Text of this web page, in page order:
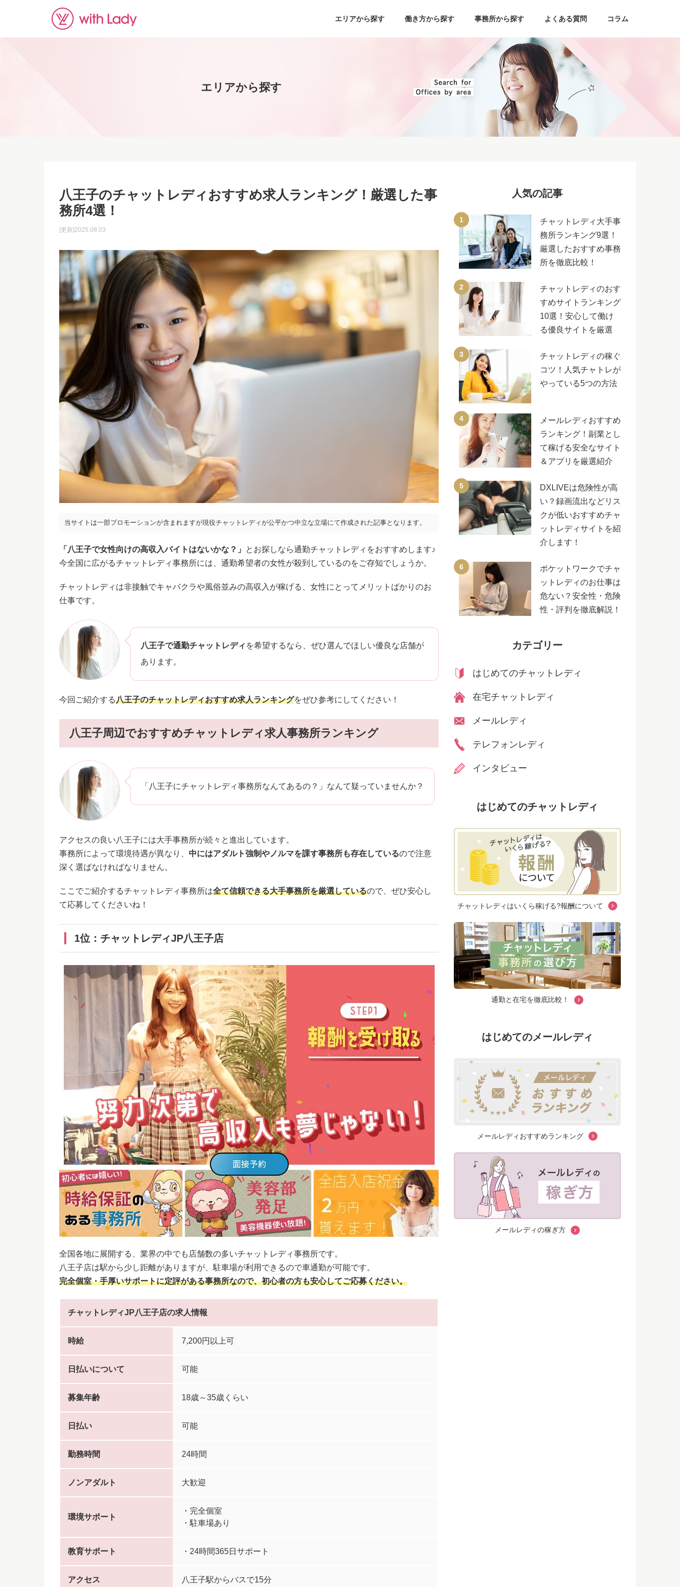
エリアから探す 働き方から探す 事務所から探す よくある質問 コラム
エリアから探す
八王子のチャットレディおすすめ求人ランキング！厳選した事
務所4選！
[更新]2025.08.03
当サイトは一部プロモーションが含まれますが現役チャットレディが公平かつ中立な立場にて作成された記事となります。
「八王子で女性向けの高収入バイトはないかな？」
とお探しなら通勤チャットレディをおすすめします♪
今全国に広がるチャットレディ事務所には、通勤希望者の女性が殺到しているのをご存知でしょうか。
チャットレディは非接触でキャバクラや風俗並みの高収入が稼げる、女性にとってメリットばかりのお
仕事です。
八王子で通勤チャットレディ を希望するなら、ぜひ選んでほしい優良な店舗が
あります。
今回ご紹介する八王子のチャットレディおすすめ求人ランキングをぜひ参考にしてください！
八王子周辺でおすすめチャットレディ求人事務所ランキング
「八王子にチャットレディ事務所なんてあるの？」なんて疑っていませんか？
アクセスの良い八王子には大手事務所が続々と進出しています。
事務所によって環境待遇が異なり、 中にはアダルト強制やノルマを課す事務所も存在しているので注意
深く選ばなければなりません。
ここでご紹介するチャットレディ事務所は全て信頼できる大手事務所を厳選しているので、ぜひ安心し
て応募してくださいね！
1位：チャットレディJP八王子店
全国各地に展開する、業界の中でも店舗数の多いチャットレディ事務所です。
八王子店は駅から少し距離がありますが、駐車場が利用できるので車通勤が可能です。
完全個室・手厚いサポートに定評がある事務所なので、初心者の方も安心してご応募ください。
チャットレディJP八王子店の求人情報
時給 7,200円以上可
日払いについて 可能
募集年齢 18歳～35歳くらい
日払い 可能
勤務時間 24時間
ノンアダルト 大歓迎
環境サポート
・完全個室
・駐車場あり
教育サポート ・24時間365日サポート
アクセス 八王子駅からバスで15分
人気の記事
チャットレディ大手事
務所ランキング9選！
厳選したおすすめ事務
所を徹底比較！
チャットレディのおす
すめサイトランキング
10選！安心して働け
る優良サイトを厳選
チャットレディの稼ぐ
コツ！人気チャトレが
やっている5つの方法
メールレディおすすめ
ランキング！副業とし
て稼げる安全なサイト
＆アプリを厳選紹介
DXLIVEは危険性が高
い？録画流出などリス
クが低いおすすめチャ
ットレディサイトを紹
介します！
ポケットワークでチャ
ットレディのお仕事は
危ない？安全性・危険
性・評判を徹底解説！
カテゴリー
はじめてのチャットレディ
在宅チャットレディ
メールレディ
テレフォンレディ
インタビュー
はじめてのチャットレディ
チャットレディはいくら稼げる?報酬について
通勤と在宅を徹底比較！
はじめてのメールレディ
メールレディおすすめランキング
メールレディの稼ぎ方